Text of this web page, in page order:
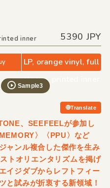
inner 5390 JPY
LP, orange vinyl, full
sleeve, printed inner
Sample3
Translate
、SEEFEELが参加し
〉〈PPU〉など
ャンル複合した傑作を生み
トオリエンタリズムを掲げ
イジダブからレフトフィー
と試みが折衷する新領域！